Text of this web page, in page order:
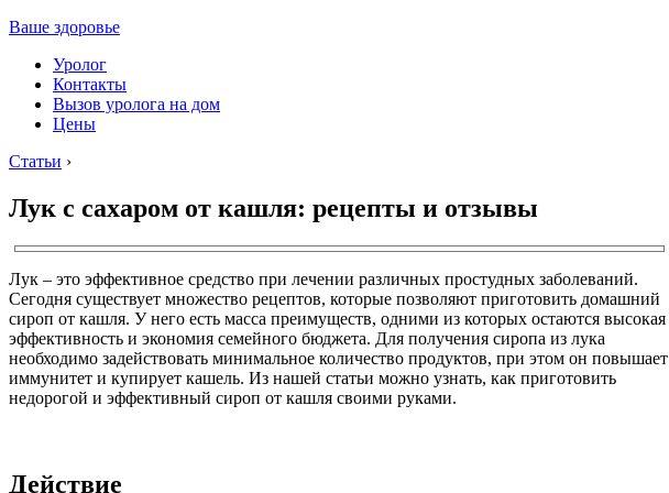
Ваше здоровье
Уролог
Контакты
Вызов уролога на дом
Цены
Статьи ›
Лук с сахаром от кашля: рецепты и отзывы
Лук – это эффективное средство при лечении различных простудных заболеваний.
Сегодня существует множество рецептов, которые позволяют приготовить домашний
сироп от кашля. У него есть масса преимуществ, одними из которых остаются высокая
эффективность и экономия семейного бюджета. Для получения сиропа из лука
необходимо задействовать минимальное количество продуктов, при этом он повышает
иммунитет и купирует кашель. Из нашей статьи можно узнать, как приготовить
недорогой и эффективный сироп от кашля своими руками.
Действие